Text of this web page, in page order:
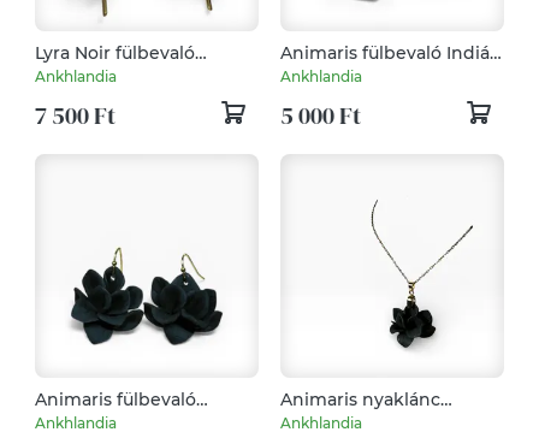
Lyra Noir fülbevaló
Pasztell Vanília
Ankhlandia
7 500 Ft
Animaris fülbevaló Indián
Piros
Ankhlandia
5 000 Ft
Animaris fülbevaló
Fekete
Ankhlandia
Animaris nyaklánc
Fekete
Ankhlandia